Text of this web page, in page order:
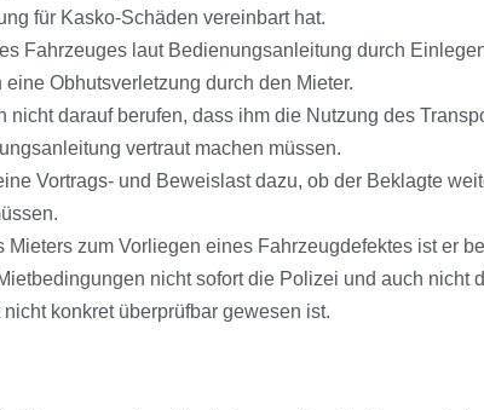
für Kasko-Schäden vereinbart hat.
Fahrzeuges laut Bedienungsanleitung durch
Obhutsverletzung durch den Mieter.
nicht darauf berufen, dass ihm die Nutzung des
vertraut machen müssen.
Vortrags- und Beweislast dazu, ob der Beklagte
Mieters zum Vorliegen eines Fahrzeugdefektes ist er
nicht sofort die Polizei und auch nicht
konkret überprüfbar gewesen ist.